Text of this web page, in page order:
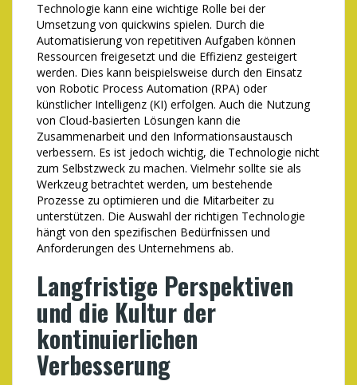
Technologie kann eine wichtige Rolle bei der
Umsetzung von quickwins spielen. Durch die
Automatisierung von repetitiven Aufgaben können
Ressourcen freigesetzt und die Effizienz gesteigert
werden. Dies kann beispielsweise durch den Einsatz
von Robotic Process Automation (RPA) oder
künstlicher Intelligenz (KI) erfolgen. Auch die Nutzung
von Cloud-basierten Lösungen kann die
Zusammenarbeit und den Informationsaustausch
verbessern. Es ist jedoch wichtig, die Technologie nicht
zum Selbstzweck zu machen. Vielmehr sollte sie als
Werkzeug betrachtet werden, um bestehende
Prozesse zu optimieren und die Mitarbeiter zu
unterstützen. Die Auswahl der richtigen Technologie
hängt von den spezifischen Bedürfnissen und
Anforderungen des Unternehmens ab.
Langfristige Perspektiven
und die Kultur der
kontinuierlichen
Verbesserung